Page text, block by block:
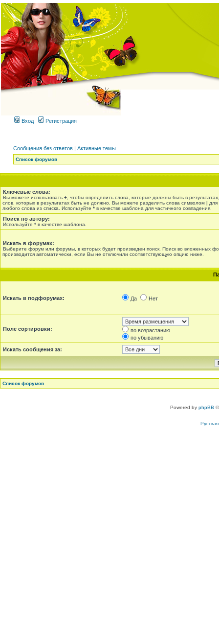
Вход Регистрация
Сообщения без ответов | Активные темы
Список форумов
Ключевые слова:
Вы можете использовать + , чтобы определить слова, которые должны быть в
слов, которых в результатах быть не должно. Вы можете разделить слова символом | для
любого слова из списка. Используйте * в качестве шаблона для частичного совпадения.
Поиск по автору:
Используйте * в качестве шаблона.
Искать в форумах:
Выберите форум или форумы, в которых будет произведен поиск. Поиск во вложенных
производится автоматически, если Вы не отключили соответствующую опцию ниже.
Искать в подфорумах: Да Нет
Поле сортировки:
по возрастанию
по убыванию
Искать сообщения за:
Список форумов
Powered by phpBB